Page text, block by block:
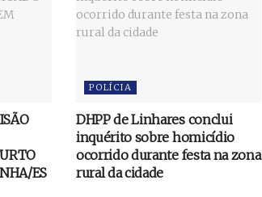
ES
POLÍCIA
DHPP de Linhares conclui
inquérito sobre homicídio
ocorrido durante festa na zona
rural da cidade